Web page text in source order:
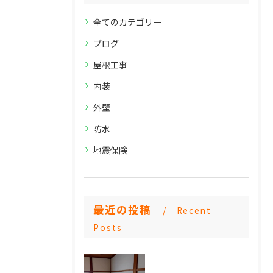
全てのカテゴリー
ブログ
屋根工事
内装
外壁
防水
地震保険
最近の投稿
Recent
Posts